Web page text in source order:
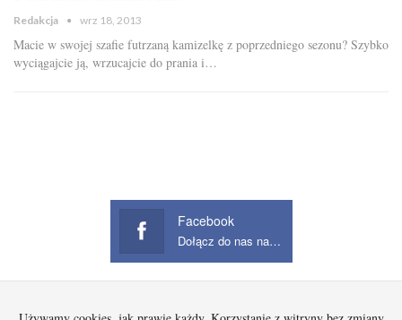
Redakcja wrz 18, 2013
Macie w swojej szafie futrzaną kamizelkę z poprzedniego sezonu? Szybko
wyciągajcie ją, wrzucajcie do prania i…
Facebook
Dołącz do nas na Facebook